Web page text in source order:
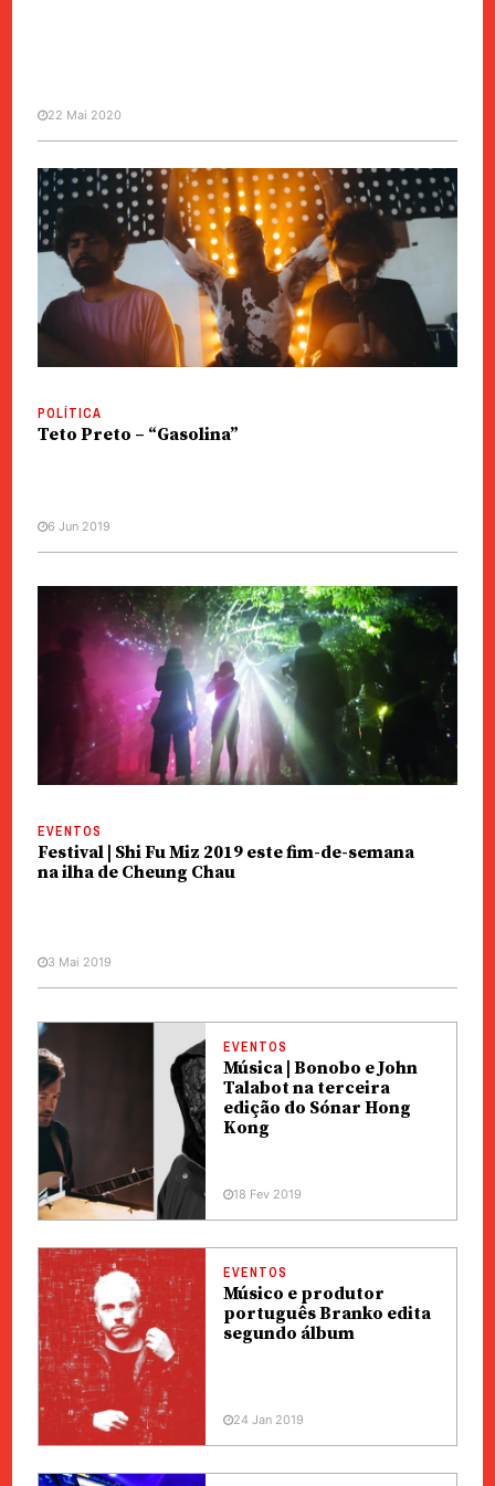
EVENTOS
Música | Burnie, DJ local, lança
EP em editora britânica este
Verão
22 Mai 2020
POLÍTICA
Teto Preto – “Gasolina”
6 Jun 2019
EVENTOS
Festival | Shi Fu Miz 2019 este fim-de-semana
na ilha de Cheung Chau
3 Mai 2019
EVENTOS
Música | Bonobo e John
Talabot na terceira
edição do Sónar Hong
Kong
18 Fev 2019
EVENTOS
Músico e produtor
português Branko edita
segundo álbum
24 Jan 2019